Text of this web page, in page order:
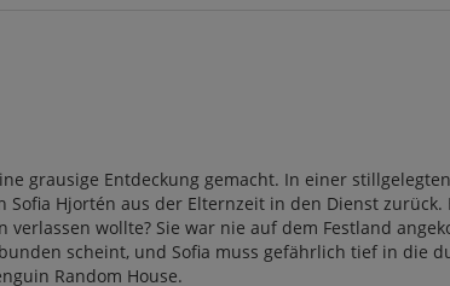
grausige Entdeckung gemacht. In einer
Hjortén aus der Elternzeit in den Dienst
wollte? Sie war nie auf dem Festland
scheint, und Sofia muss gefährlich tief in die
Random House.